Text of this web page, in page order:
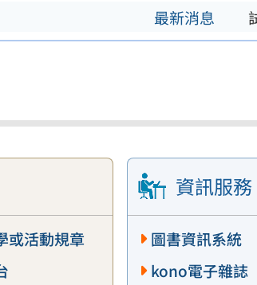
最新消息
或活動規章
資訊服務
圖書資訊系統
kono電子雜誌